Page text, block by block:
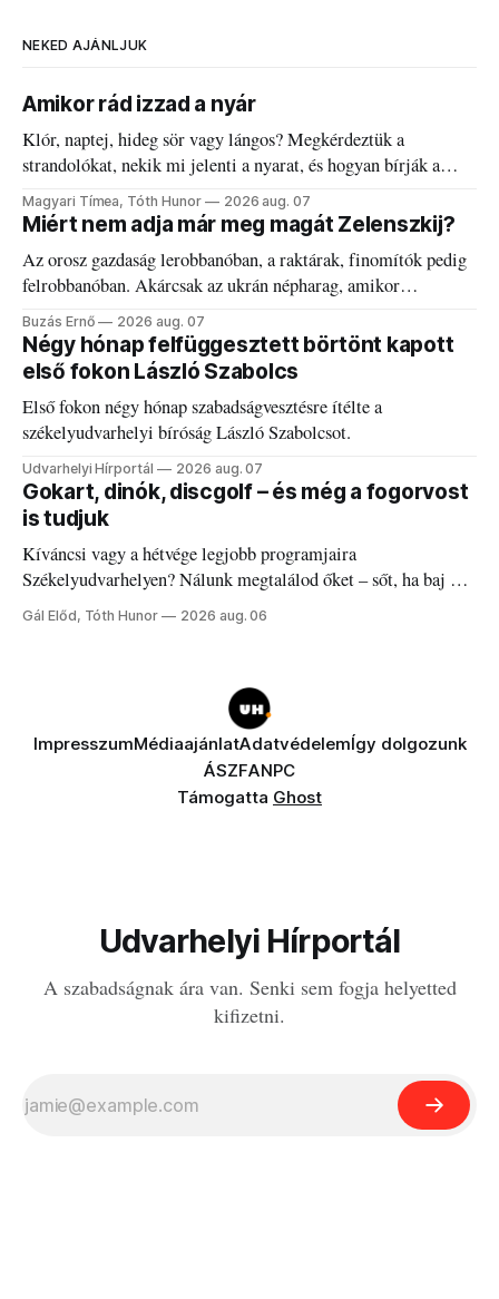
NEKED AJÁNLJUK
Amikor rád izzad a nyár
Klór, naptej, hideg sör vagy lángos? Megkérdeztük a
strandolókat, nekik mi jelenti a nyarat, és hogyan bírják a
kánikulát.
Magyari Tímea, Tóth Hunor 2026 aug. 07
Miért nem adja már meg magát Zelenszkij?
Az orosz gazdaság lerobbanóban, a raktárak, finomítók pedig
felrobbanóban. Akárcsak az ukrán népharag, amikor
elégedetlen vezetőivel.
Buzás Ernő 2026 aug. 07
Négy hónap felfüggesztett börtönt kapott
első fokon László Szabolcs
Első fokon négy hónap szabadságvesztésre ítélte a
székelyudvarhelyi bíróság László Szabolcsot.
Udvarhelyi Hírportál 2026 aug. 07
Gokart, dinók, discgolf – és még a fogorvost
is tudjuk
Kíváncsi vagy a hétvége legjobb programjaira
Székelyudvarhelyen? Nálunk megtalálod őket – sőt, ha baj van
a fogaddal, a fogorvosi ügyeletet is!
Gál Előd, Tóth Hunor 2026 aug. 06
ImpresszumMédiaajánlatAdatvédelemÍgy dolgozunk
ÁSZFANPC
Támogatta Ghost
Udvarhelyi Hírportál
A szabadságnak ára van. Senki sem fogja helyetted
kifizetni.